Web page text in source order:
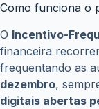
Como funciona o
O Incentivo-
financeira
frequentando as
dezembro,
digitais abertas